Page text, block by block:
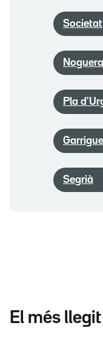
Societat
Noguera
Pla
Segrià
El més llegit